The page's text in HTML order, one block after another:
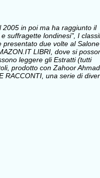
in poi ma ha raggiunto il
suffragette londinesi", I
due volte al
LIBRI, dove si
leggere gli Estratti (tutti
prodotto con Zahoor Ahmad
RACCONTI, una serie di